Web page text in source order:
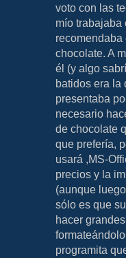
voto con las
mío trabajaba
chocolate. A
él (y algo
batidos era la
presentaba
necesario
de chocolate
que prefería,
usará ,MS-
precios y la
(aunque
sólo es que
hacer
programita